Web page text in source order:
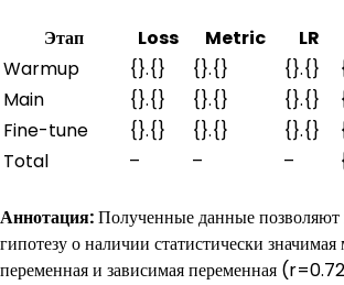
Этап Loss Metric LR
Warmup
{}.{} {}.{} {}.{}
Main
{}.{} {}.{} {}.{}
Fine-tune
{}.{} {}.{} {}.{}
Total
– – –
Аннотация:Полученные данные
гипотезу о наличии статистически
переменная и зависимая переменная